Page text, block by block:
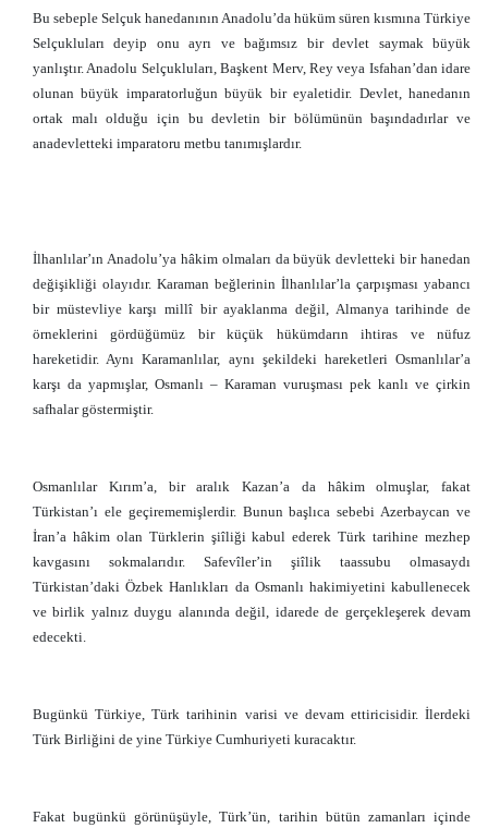
Bu sebeple Selçuk hanedanının Anadolu’da hüküm süren kısmına Türkiye
Selçukluları deyip onu ayrı ve bağımsız bir devlet saymak büyük
yanlıştır. Anadolu Selçukluları, Başkent Merv, Rey veya Isfahan’dan idare
olunan büyük imparatorluğun büyük bir eyaletidir. Devlet, hanedanın
ortak malı olduğu için bu devletin bir bölümünün başındadırlar ve
anadevletteki imparatoru metbu tanımışlardır.
İlhanlılar’ın Anadolu’ya hâkim olmaları da büyük devletteki bir hanedan
değişikliği olayıdır. Karaman beğlerinin İlhanlılar’la çarpışması yabancı
bir müstevliye karşı millî bir ayaklanma değil, Almanya tarihinde de
örneklerini gördüğümüz bir küçük hükümdarın ihtiras ve nüfuz
hareketidir. Aynı Karamanlılar, aynı şekildeki hareketleri Osmanlılar’a
karşı da yapmışlar, Osmanlı – Karaman vuruşması pek kanlı ve çirkin
safhalar göstermiştir.
Osmanlılar Kırım’a, bir aralık Kazan’a da hâkim olmuşlar, fakat
Türkistan’ı ele geçirememişlerdir. Bunun başlıca sebebi Azerbaycan ve
İran’a hâkim olan Türklerin şiîliği kabul ederek Türk tarihine mezhep
kavgasını sokmalarıdır. Safevîler’in şiîlik taassubu olmasaydı
Türkistan’daki Özbek Hanlıkları da Osmanlı hakimiyetini kabullenecek
ve birlik yalnız duygu alanında değil, idarede de gerçekleşerek devam
edecekti.
Bugünkü Türkiye, Türk tarihinin varisi ve devam ettiricisidir. İlerdeki
Türk Birliğini de yine Türkiye Cumhuriyeti kuracaktır.
Fakat bugünkü görünüşüyle, Türk’ün, tarihin bütün zamanları içinde